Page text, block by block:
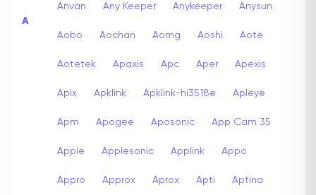
A
Anvan Any Keeper Anykeeper Anysun
Aobo Aochan Aomg Aoshi Aote
Aotetek Apaxis Apc Aper Apexis
Apix Apklink Apklink-hi3518e Apleye
Apm Apogee Aposonic App Cam 35
Apple Applesonic Applink Appo
Appro Approx Aprox Apti Aptina